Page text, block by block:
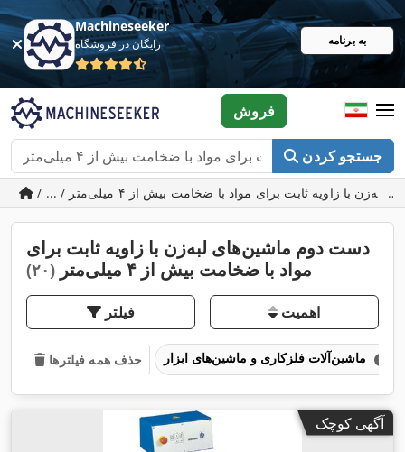
Machineseeker
رایگان در فروشگاه به برنامه
جستجو کردن
فروش
دست دوم ماشین‌های لبه‌زن با زاویه ثابت برای
مواد با ضخامت بیش از ۴ میلی‌متر
(۲۰)
فیلتر اهمیت
حذف همه فیلترها
آگهی کوچک